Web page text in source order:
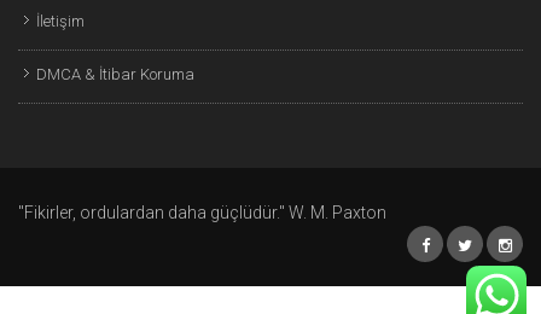
İletişim
DMCA & İtibar Koruma
"Fikirler, ordulardan daha güçlüdür." W. M. Paxton